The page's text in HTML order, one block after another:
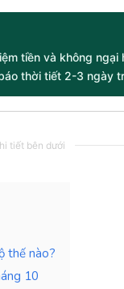
tiền và không ngại
thời tiết 2-3 ngày
tiết bên dưới
thế nào?
10